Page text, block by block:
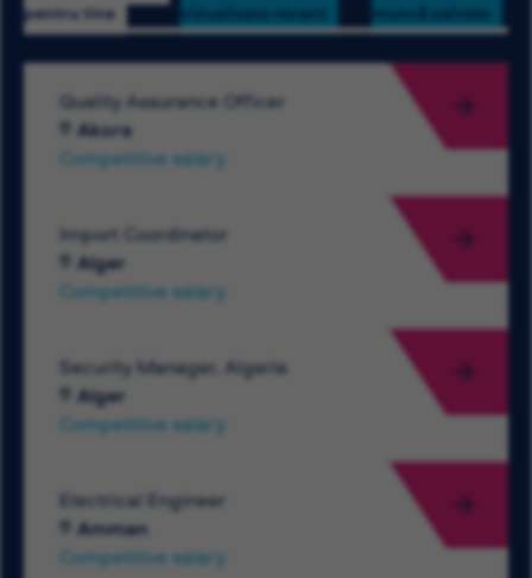
pentru tine
vizualizate recent
muncă salvate
Quality Assurance Officer
Akora
Competitive salary
Import Coordinator
Alger
Competitive salary
Security Manager, Algeria
Alger
Competitive salary
Electrical Engineer
Amman
Competitive salary